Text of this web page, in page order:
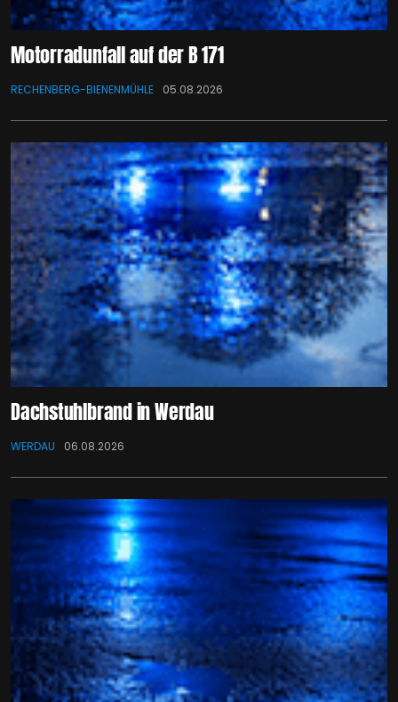
Motorradunfall auf der B 171
RECHENBERG-BIENENMÜHLE 05.08.2026
Dachstuhlbrand in Werdau
WERDAU 06.08.2026